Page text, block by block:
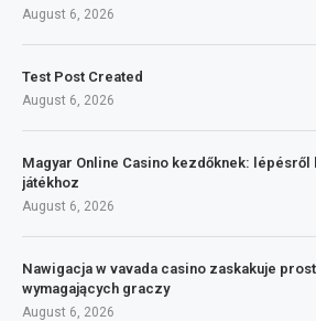
August 6, 2026
Test Post Created
August 6, 2026
Magyar Online Casino kezdőknek: lépésről
játékhoz
August 6, 2026
Nawigacja w vavada casino zaskakuje
wymagających graczy
August 6, 2026